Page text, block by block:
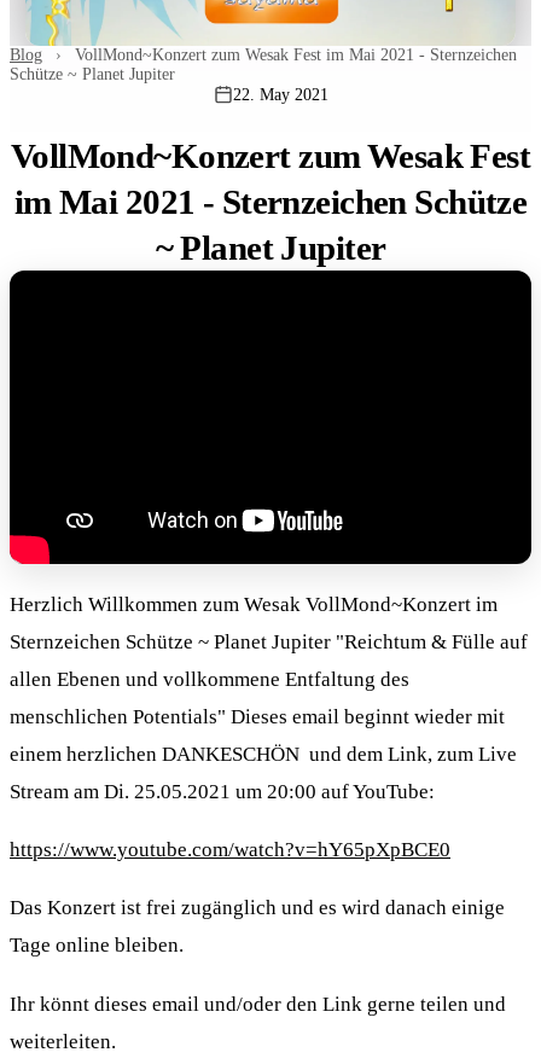
Blog ›
VollMond~Konzert zum Wesak Fest im Mai 2021 - Sternzeichen
Schütze ~ Planet Jupiter
22. May 2021
VollMond~Konzert zum Wesak Fest
im Mai 2021 - Sternzeichen Schütze
~ Planet Jupiter
Herzlich Willkommen zum Wesak VollMond~Konzert im
Sternzeichen Schütze ~ Planet Jupiter "Reichtum & Fülle auf
allen Ebenen und vollkommene Entfaltung des
menschlichen Potentials" Dieses email beginnt wieder mit
einem herzlichen DANKESCHÖN und dem Link, zum Live
Stream am Di. 25.05.2021 um 20:00 auf YouTube:
https://www.youtube.com/watch?v=hY65pXpBCE0
Das Konzert ist frei zugänglich und es wird danach einige
Tage online bleiben.
Ihr könnt dieses email und/oder den Link gerne teilen und
weiterleiten.